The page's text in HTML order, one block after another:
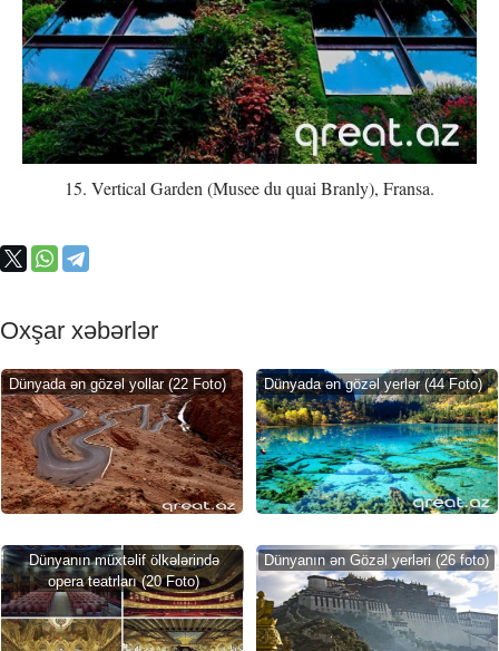
15. Vertical Garden (Musee du quai Branly), Fransa.
Oxşar xəbərlər
Dünyada ən gözəl yollar (22 Foto) Dünyada ən gözəl yerlər (44 Foto)
Dünyanın müxtəlif ölkələrində
opera teatrları (20 Foto)
Dünyanın ən Gözəl yerləri (26 foto)